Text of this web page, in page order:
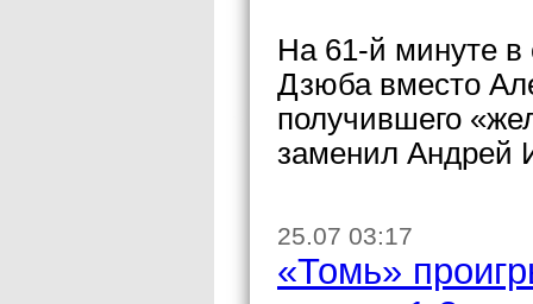
На 61-й минуте
Дзюба вместо
получившего
заменил Андрей
25.07 03:17
«Томь»